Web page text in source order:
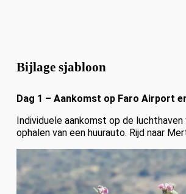
Bijlage sjabloon
Dag 1 – Aankomst op Faro Airport
Individuele aankomst op de luchthaven
ophalen van een huurauto. Rijd naar